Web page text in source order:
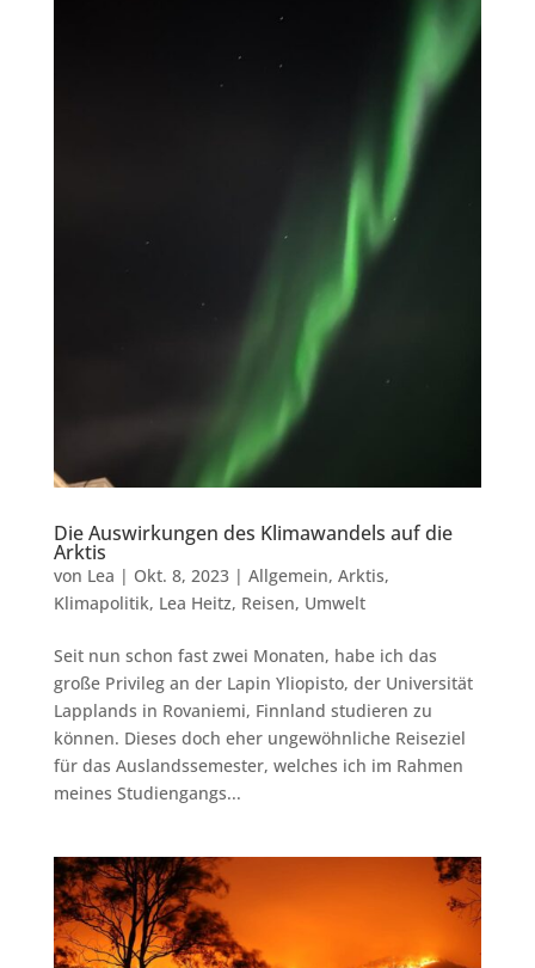
Die Auswirkungen des Klimawandels auf die
Arktis
von Lea | Okt. 8, 2023| Allgemein, Arktis,
Klimapolitik, Lea Heitz, Reisen, Umwelt
Seit nun schon fast zwei Monaten, habe ich das
große Privileg an der Lapin Yliopisto, der Universität
Lapplands in Rovaniemi, Finnland studieren zu
können. Dieses doch eher ungewöhnliche Reiseziel
für das Auslandssemester, welches ich im Rahmen
meines Studiengangs...